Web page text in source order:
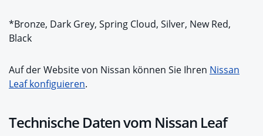
*Bronze, Dark Grey, Spring Cloud, Silver, New Red,
Black
Auf der Website von Nissan können Sie Ihren Nissan
Leaf konfiguieren.
Technische Daten vom Nissan Leaf